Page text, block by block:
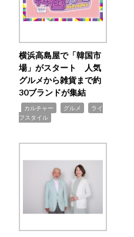
横浜高島屋で「韓国市
場」がスタート 人気
グルメから雑貨まで約
30ブランドが集結
カルチャー グルメ
ライ
フスタイル